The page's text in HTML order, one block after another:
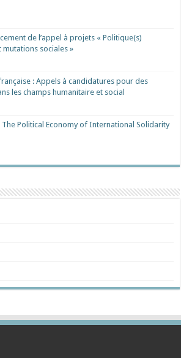
de l’appel à projets « Politique(s)
sociales »
: Appels à candidatures pour des
les champs humanitaire et social
Political Economy of International Solidarity